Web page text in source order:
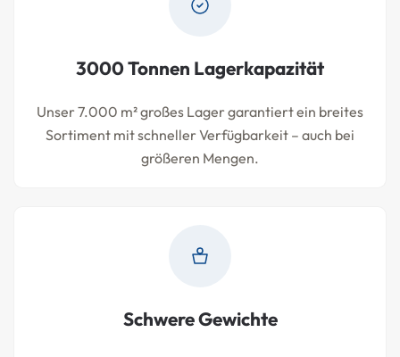
3000 Tonnen Lagerkapazität
Unser 7.000 m² großes Lager garantiert ein breites
Sortiment mit schneller Verfügbarkeit – auch bei
größeren Mengen.
Schwere Gewichte